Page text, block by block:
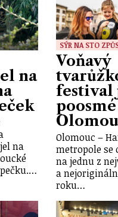
na
na
SÝR NA STO
Voňavý
festival
poosmé
Olomouc –
metropole se
na jednu z
a
roku…